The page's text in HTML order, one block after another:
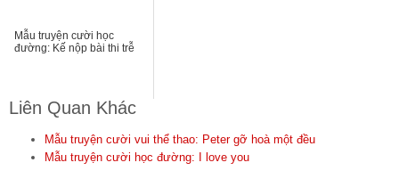
Mẫu truyện cười học
đường: Kế nộp bài thi trễ
Liên Quan Khác
Mẫu truyện cười vui thể thao: Peter gỡ hoà một đều
Mẫu truyện cười học đường: I love you